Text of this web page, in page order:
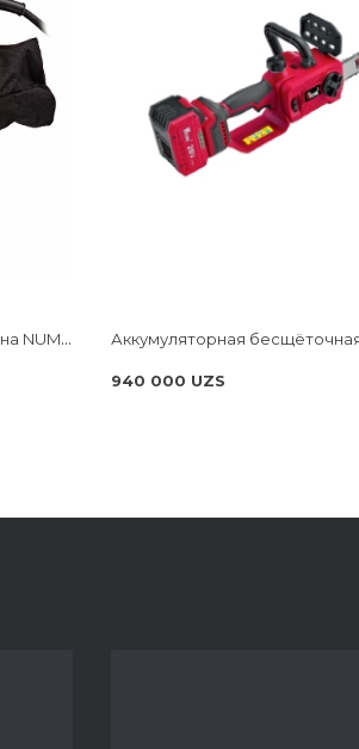
Экцентриковая шлифовальная машина NUMBER ONE ES500-PRO
940 000 UZS